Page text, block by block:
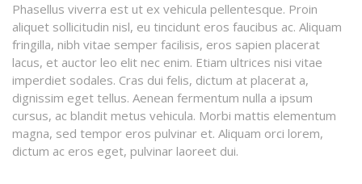
Phasellus viverra est ut ex vehicula pellentesque. Proin
aliquet sollicitudin nisl, eu tincidunt eros faucibus ac. Aliquam
fringilla, nibh vitae semper facilisis, eros sapien placerat
lacus, et auctor leo elit nec enim. Etiam ultrices nisi vitae
imperdiet sodales. Cras dui felis, dictum at placerat a,
dignissim eget tellus. Aenean fermentum nulla a ipsum
cursus, ac blandit metus vehicula. Morbi mattis elementum
magna, sed tempor eros pulvinar et. Aliquam orci lorem,
dictum ac eros eget, pulvinar laoreet dui.